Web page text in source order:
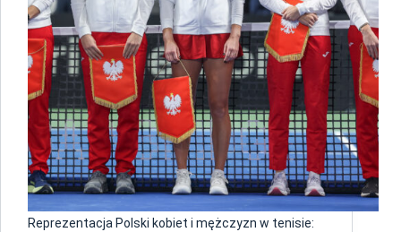
Reprezentacja Polski kobiet i mężczyzn w tenisie: